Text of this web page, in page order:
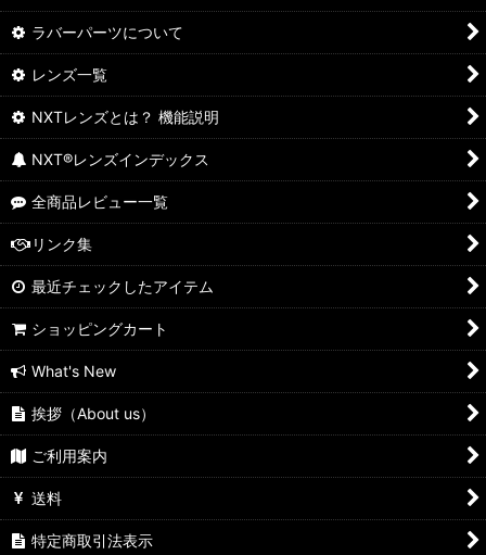
ラバーパーツについて
レンズ一覧
NXTレンズとは？ 機能説明
NXT®レンズインデックス
全商品レビュー一覧
リンク集
最近チェックしたアイテム
ショッピングカート
What's New
挨拶（About us）
ご利用案内
送料
特定商取引法表示